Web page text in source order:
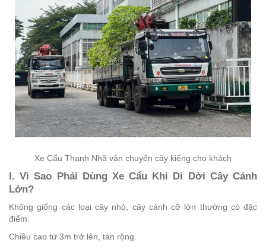
Xe Cẩu Thanh Nhã vận chuyển cây kiểng cho khách
I. Vì Sao Phải Dùng Xe Cẩu Khi Di Dời Cây Cảnh
Lớn?
Không giống các loại cây nhỏ, cây cảnh cỡ lớn thường có đặc
điểm:
Chiều cao từ 3m trở lên, tán rộng.